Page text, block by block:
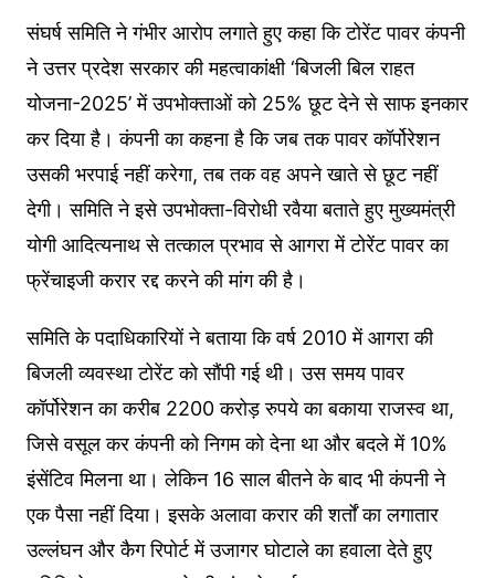
संघर्ष समिति ने गंभीर आरोप लगाते हुए कहा कि टोरेंट पावर कंपनी
ने उत्तर प्रदेश सरकार की महत्वाकांक्षी ‘बिजली बिल राहत
योजना-2025’ में उपभोक्ताओं को 25% छूट देने से साफ इनकार
कर दिया है। कंपनी का कहना है कि जब तक पावर कॉर्पोरेशन
उसकी भरपाई नहीं करेगा, तब तक वह अपने खाते से छूट नहीं
देगी। समिति ने इसे उपभोक्ता-विरोधी रवैया बताते हुए मुख्यमंत्री
योगी आदित्यनाथ से तत्काल प्रभाव से आगरा में टोरेंट पावर का
फ्रेंचाइजी करार रद्द करने की मांग की है।
समिति के पदाधिकारियों ने बताया कि वर्ष 2010 में आगरा की
बिजली व्यवस्था टोरेंट को सौंपी गई थी। उस समय पावर
कॉर्पोरेशन का करीब 2200 करोड़ रुपये का बकाया राजस्व था,
जिसे वसूल कर कंपनी को निगम को देना था और बदले में 10%
इंसेंटिव मिलना था। लेकिन 16 साल बीतने के बाद भी कंपनी ने
एक पैसा नहीं दिया। इसके अलावा करार की शर्तों का लगातार
उल्लंघन और कैग रिपोर्ट में उजागर घोटाले का हवाला देते हुए